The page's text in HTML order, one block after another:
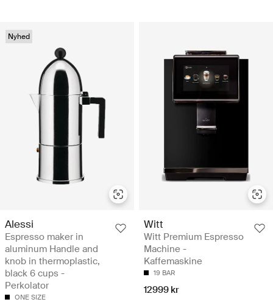
Nyhed
Alessi
Espresso maker in
aluminum Handle and
knob in thermoplastic,
black 6 cups -
Perkolator
ONE SIZE
Witt
Witt Premium Espresso
Machine -
Kaffemaskine
19 BAR
12999 kr